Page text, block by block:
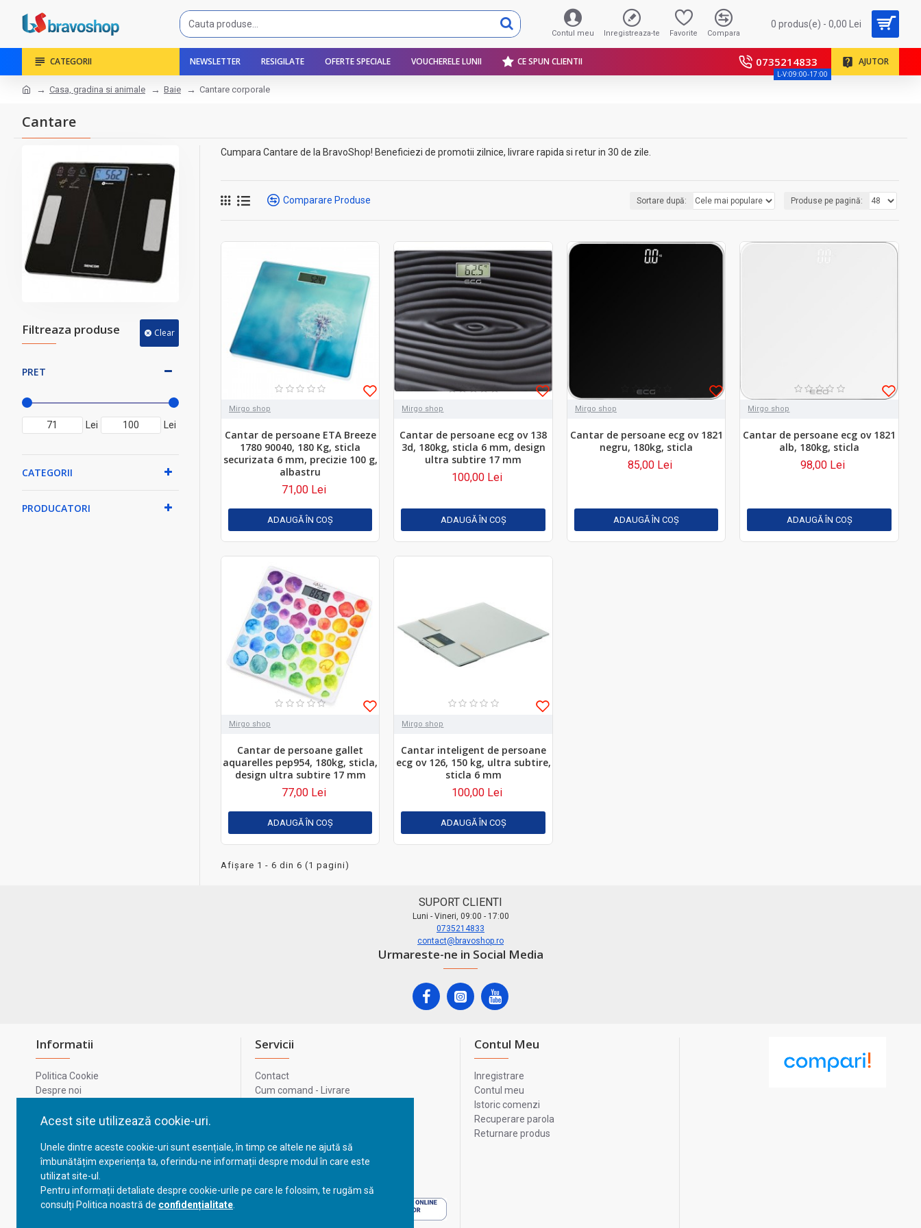
Acest site utilizează cookie-uri.
Unele dintre aceste cookie-uri sunt esențiale, în timp ce altele ne ajută să
îmbunătățim experiența ta, oferindu-ne informații despre modul în care este
utilizat site-ul.
Pentru informații detaliate despre cookie-urile pe care le folosim, te rugăm să
consulți Politica noastră de confidențialitate
Contul meu Inregistreaza-te Favorite Compara
0 produs(e) - 0,00 Lei
CATEGORII NEWSLETTER RESIGILATE OFERTE SPECIALE VOUCHERELE LUNII CE SPUN CLIENTII 0735214833
L-V:09:00-17:00
AJUTOR
Casa, gradina si animale Baie Cantare corporale
Cantare
Filtreaza produse Clear
PRET
Lei Lei
CATEGORII
PRODUCATORI
Cumpara Cantare de la BravoShop! Beneficiezi de promotii zilnice, livrare rapida si retur in 30 de zile.
Comparare Produse Sortare după: Produse pe pagină:
Mirgo shop
Cantar de persoane ETA Breeze
1780 90040, 180 Kg, sticla
securizata 6 mm, precizie 100 g,
albastru
71,00 Lei
ADAUGĂ ÎN COŞ
Mirgo shop
Cantar de persoane ecg ov 138
3d, 180kg, sticla 6 mm, design
ultra subtire 17 mm
100,00 Lei
ADAUGĂ ÎN COŞ
Mirgo shop
Cantar de persoane ecg ov 1821
negru, 180kg, sticla
85,00 Lei
ADAUGĂ ÎN COŞ
Mirgo shop
Cantar de persoane ecg ov 1821
alb, 180kg, sticla
98,00 Lei
ADAUGĂ ÎN COŞ
Mirgo shop
Cantar de persoane gallet
aquarelles pep954, 180kg, sticla,
design ultra subtire 17 mm
77,00 Lei
ADAUGĂ ÎN COŞ
Mirgo shop
Cantar inteligent de persoane
ecg ov 126, 150 kg, ultra subtire,
sticla 6 mm
100,00 Lei
ADAUGĂ ÎN COŞ
Afişare 1 - 6 din 6 (1 pagini)
SUPORT CLIENTI
Luni - Vineri, 09:00 - 17:00
0735214833
contact@bravoshop.ro
Urmareste-ne in Social Media
Informatii
Politica Cookie
Despre noi
Confidentialitate
GDPR - Datele tale
Servicii
Contact
Cum comand - Livrare
ANPC
ANPC - SAL
Cum comand - Livrare
Contul Meu
Inregistrare
Contul meu
Istoric comenzi
Recuperare parola
Returnare produs